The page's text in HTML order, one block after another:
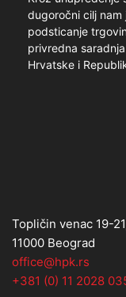
dugoročni cilj nam
podsticanje
privredna
Hrvatske i
Topličin venac 19-
11000 Beograd
office@hpk.rs
+381 (0) 11 2028